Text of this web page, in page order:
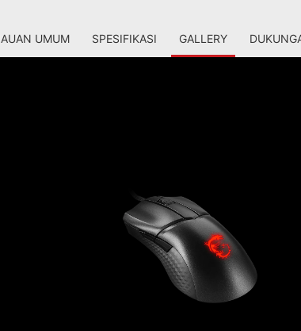
UMUM SPESIFIKASI GALLERY